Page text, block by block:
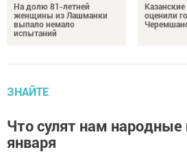
На долю 81-летней
женщины из Лашманки
выпало немало
испытаний
оценили
ЗНАЙТЕ
Что сулят нам
января